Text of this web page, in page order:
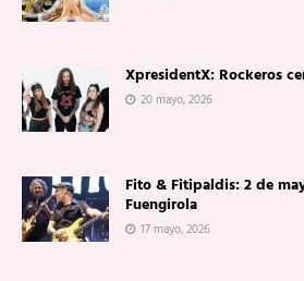
XpresidentX: Rockeros
20 mayo, 2026
Fito & Fitipaldis: 2 de
Fuengirola
17 mayo, 2026